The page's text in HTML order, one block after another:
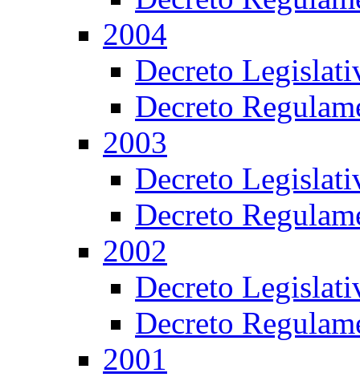
2004
Decreto
Decreto
2003
Decreto
Decreto
2002
Decreto
Decreto
2001